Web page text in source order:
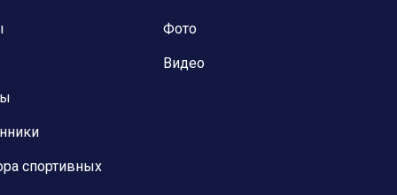
спортивных
Фото
Видео